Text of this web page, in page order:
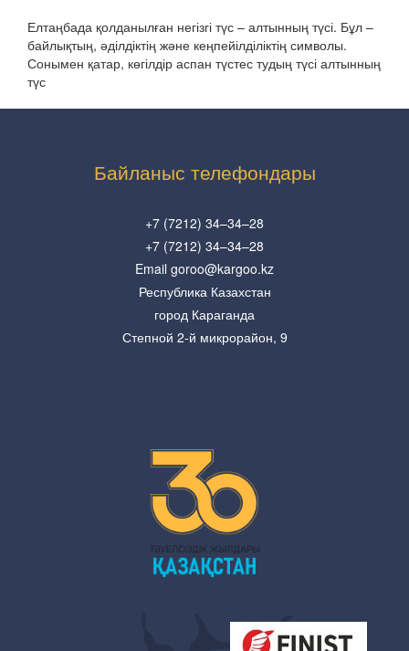
Елтаңбада қолданылған негізгі түс – алтынның түсі. Бұл –
байлықтың, әділдіктің және кеңпейілділіктің символы.
Сонымен қатар, көгілдір аспан түстес тудың түсі алтынның
түс
Байланыс телефондары
+7 (7212) 34–34–28
+7 (7212) 34–34–28
Email goroo@kargoo.kz
Республика Казахстан
город Караганда
Степной 2-й микрорайон, 9